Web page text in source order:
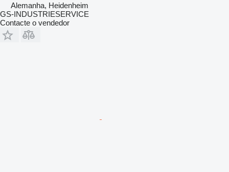
Alemanha, Heidenheim
GS-INDUSTRIESERVICE
Contacte o vendedor